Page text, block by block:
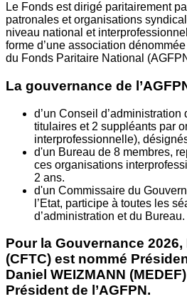
Le Fonds est dirigé paritairement
patronales et organisations
niveau national et
forme d’une association
du Fonds Paritaire National
La gouvernance de
d’un Conseil d’administration
titulaires et 2 suppléants par
interprofessionnelle),
d'un Bureau de 8 membres,
ces organisations
2 ans.
d'un Commissaire du
l’Etat, participe à toutes les
d’administration et du Bureau.
Pour la Gouvernance 2026,
(CFTC) est nommé
Daniel WEIZMANN
Président de l’AGFPN.